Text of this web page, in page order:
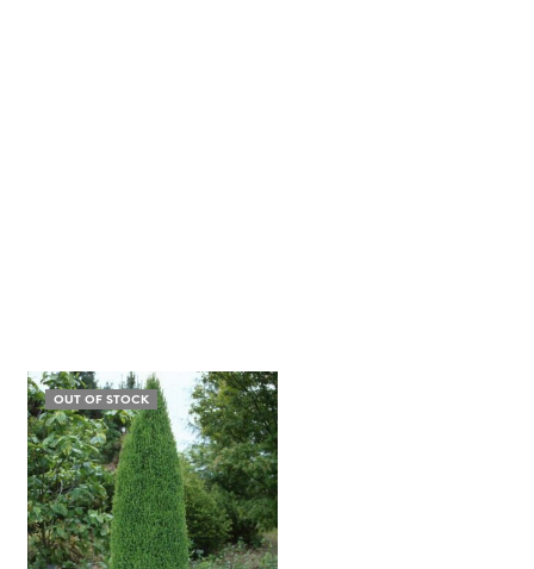
OUT OF STOCK